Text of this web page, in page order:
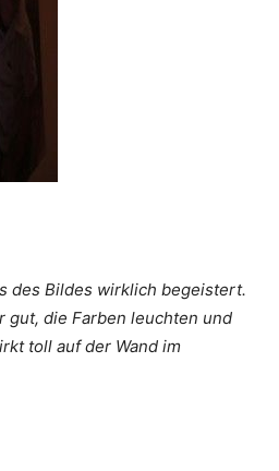
des Bildes wirklich begeistert.
gut, die Farben leuchten und
toll auf der Wand im